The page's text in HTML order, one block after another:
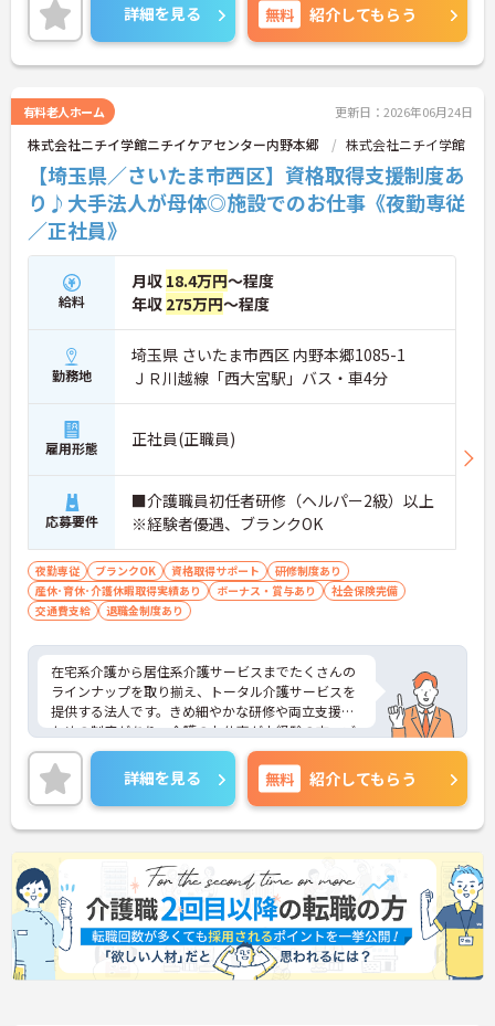
ブランクのある方でも基礎からしっかり学べる研修
制度やOJTが整っているため、20代や30代の方が着
実にキャリアアップを目指せる環境が大きな魅力で
す。資格手当や勤続年数に応じた手当、10歳から18
テージの変化に合わせて収入面を支える福利厚生が
網羅されている点も強みです。20代の若手から60代
のシニア世代まで幅広い年代が活躍しており、成長
意欲の高い方から、安定した環境で長く働き続けた
い40代・50代の方まで、誰もが安心して自分らしく
活躍できるおすすめの求人です。
＜幅広い世代が助け合う、あたたかい人間関係＞20
（夫）層、そして60代のシニア世代まで、幅広い年
代のスタッフが和気あいあいと活躍しています。
ッフばかりです。仕事の悩みや困りごとも気軽に相
談しやすく、フロア全体でしっかり情報を共有して
助け合う風土が根付いているので、一人で抱え込む
ことなく安心して働けます。
＜未経験・ブランクからでも着実にプロへ成長＞介
護のお仕事が初めての方や、お仕事から離れていた
がら基本から丁寧に学べるOJT体制が整っていま
す。さらに、介護技術や保険制度について学べる研
スキルアップし、確かな自信をつけていくことがで
きます。
詳細を見る 無料 紹介してもらう
有料老人ホーム 更新日：2026年06月24日
株式会社ニチイ学館ニチイケアセンター内野本郷 株式会社ニチイ学館
【埼玉県／さいたま市西区】資格取得支援制度あ
り♪大手法人が母体◎施設でのお仕事《夜勤専従
／正社員》
給料
月収 18.4万円～程度
年収 275万円～程度
勤務地
埼玉県 さいたま市西区 内野本郷1085-1
ＪＲ川越線「西大宮駅」バス・車4分
雇用形態 正社員(正職員)
応募要件
■介護職員初任者研修（ヘルパー2級）以上
※経験者優遇、ブランクOK
夜勤専従 ブランクOK 資格取得サポート
研修制度あり
産休･育休･介護休暇取得実績あり
ボーナス・賞与あり
社会保険完備
交通費支給
退職金制度あり
在宅系介護から居住系介護サービスまでたくさんの
ラインナップを取り揃え、トータル介護サービスを
提供する法人です。きめ細やかな研修や両立支援の
ための制度があり、介護のお仕事が未経験の方、ブ
ランクのある方、子育て中の方も安心して働ける環
境があります。ご興味ある方には、面接対策ポイン
トなど、さらに詳細をお話しいたしますのでお気軽
にご相談ください！
詳細を見る 無料 紹介してもらう